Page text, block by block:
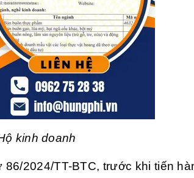
kinh doanh
2024/TT-BTC, trước khi tiến